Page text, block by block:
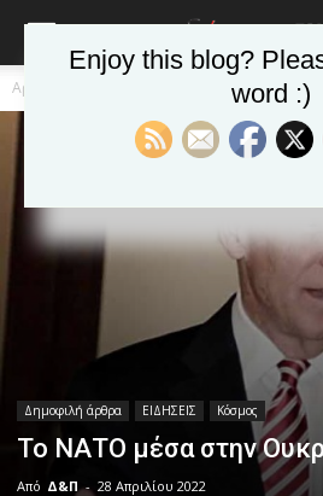
Αρχική
Δημοφιλή άρθρα ΕΙΔΗΣΕΙΣ Κόσμος
Το ΝΑΤΟ μέσα στην
Από Δ&Π - 28 Απριλίου 2022
Enjoy this blog?
word :)